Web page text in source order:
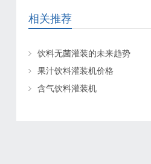
相关推荐
饮料无菌灌装的未来趋势
果汁饮料灌装机价格
含气饮料灌装机